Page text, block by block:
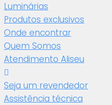
Luminárias
Produtos exclusivos
Onde encontrar
Quem Somos
Atendimento Aliseu
Seja um revendedor
Assistência técnica